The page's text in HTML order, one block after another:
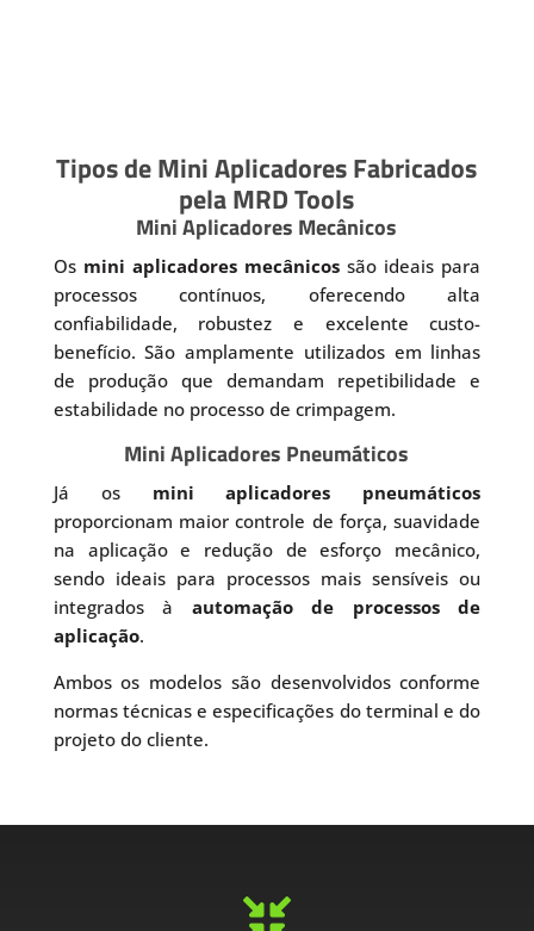
Tipos de Mini Aplicadores Fabricados
pela MRD Tools
Mini Aplicadores Mecânicos
Os mini aplicadores mecânicos são ideais para
processos contínuos, oferecendo alta
confiabilidade, robustez e excelente custo-
benefício. São amplamente utilizados em linhas
de produção que demandam repetibilidade e
estabilidade no processo de crimpagem.
Mini Aplicadores Pneumáticos
Já os mini aplicadores pneumáticos
proporcionam maior controle de força, suavidade
na aplicação e redução de esforço mecânico,
sendo ideais para processos mais sensíveis ou
integrados à automação de processos de
aplicação.
Ambos os modelos são desenvolvidos conforme
normas técnicas e especificações do terminal e do
projeto do cliente.
